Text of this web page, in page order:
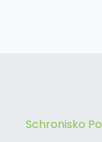
Schronisko